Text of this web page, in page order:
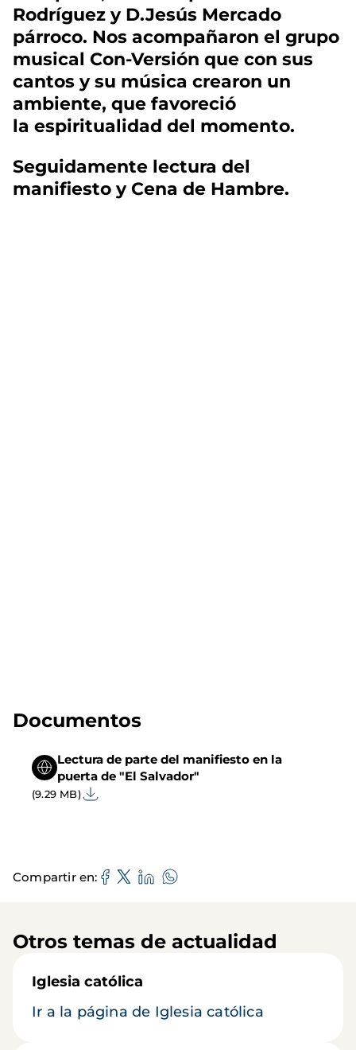
Rodríguez y D.Jesús Mercado
párroco. Nos acompañaron el grupo
musical Con-Versión que con sus
cantos y su música crearon un
ambiente, que favoreció
la espiritualidad del momento.
Seguidamente lectura del
manifiesto y Cena de Hambre.
Documentos
Lectura de parte del manifiesto en la
puerta de "El Salvador"
(9.29 MB)
Compartir en
Otros temas de actualidad
Iglesia católica
Ir a la página de Iglesia católica